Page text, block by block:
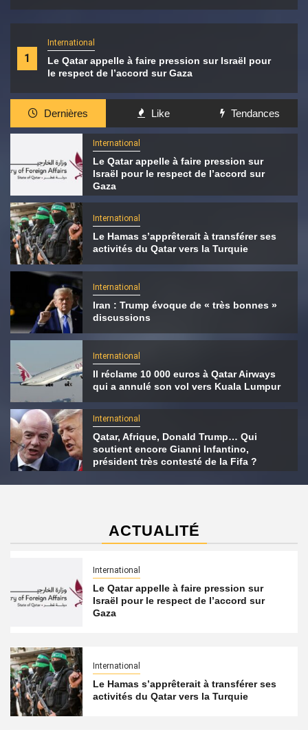
1
International
Le Qatar appelle à faire pression sur Israël pour
le respect de l’accord sur Gaza
Dernières Like Tendances
International
Le Qatar appelle à faire pression sur
Israël pour le respect de l’accord sur
Gaza
International
Le Hamas s’apprêterait à transférer ses
activités du Qatar vers la Turquie
International
Iran : Trump évoque de « très bonnes »
discussions
International
Il réclame 10 000 euros à Qatar Airways
qui a annulé son vol vers Kuala Lumpur
International
Qatar, Afrique, Donald Trump… Qui
soutient encore Gianni Infantino,
président très contesté de la Fifa ?
ACTUALITÉ
International
Le Qatar appelle à faire pression sur
Israël pour le respect de l’accord sur
Gaza
International
Le Hamas s’apprêterait à transférer ses
activités du Qatar vers la Turquie